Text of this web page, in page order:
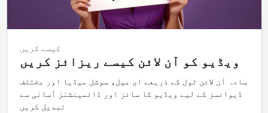
کیسے کریں
ویڈیو کو آن لائن کیسے ریزائز کریں
سادہ آن لائن ٹول کے ذریعے ای میل، سوشل میڈیا اور مختلف
ڈیوائسز کے لیے ویڈیو کا سائز اور ڈائمینشنز آسانی سے
تبدیل کریں